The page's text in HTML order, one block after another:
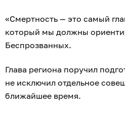
«Смертность — это самый
который мы должны
Беспрозванных.
Глава региона поручил
не исключил отдельное
ближайшее время.